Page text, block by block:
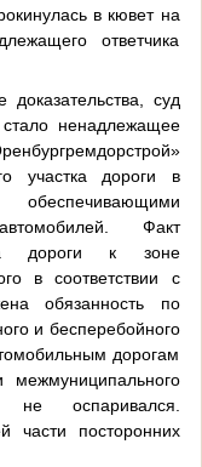
в кювет на
ответчика
суд
ненадлежащее
участка дороги в
Факт
дороги к зоне
в соответствии с
обязанность по
и бесперебойного
дорогам
межмуниципального
не оспаривался.
части посторонних